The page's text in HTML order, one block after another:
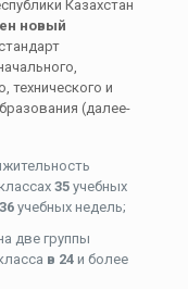
Казахстан
новый
технического и
(далее-
35учебных
36учебных недель;
две группы
в 24и более